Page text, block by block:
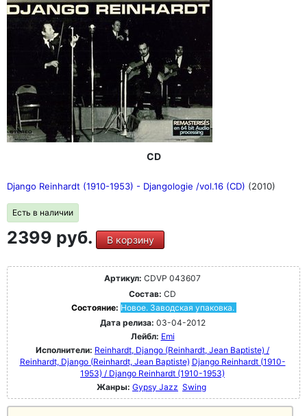
CD
Django Reinhardt (1910-1953) - Djangologie /vol.16 (CD) (2010)
Есть в наличии
2399 руб. В корзину
Артикул: CDVP 043607
Состав: CD
Состояние: Новое. Заводская упаковка.
Дата релиза: 03-04-2012
Лейбл: Emi
Исполнители: Reinhardt, Django (Reinhardt, Jean Baptiste) /
Reinhardt, Django (Reinhardt, Jean Baptiste) Django Reinhardt (1910-
1953) / Django Reinhardt (1910-1953)
Жанры: Gypsy Jazz Swing